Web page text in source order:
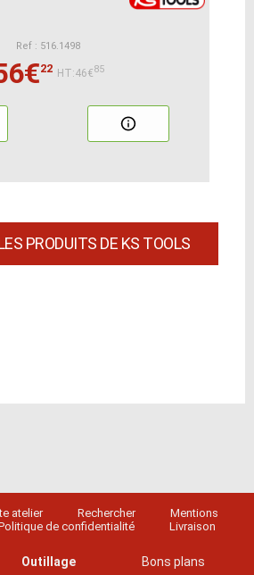
Ref : 516.1498
22 HT:46€85
PRODUITS DE KS TOOLS
atelier Rechercher
Mentions
de confidentialité Livraison
Outillage Bons plans